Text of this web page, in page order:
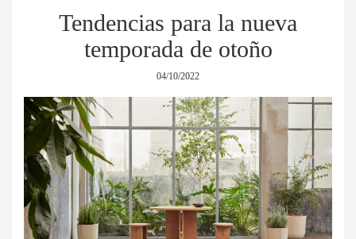
Tendencias para la nueva
temporada de otoño
04/10/2022